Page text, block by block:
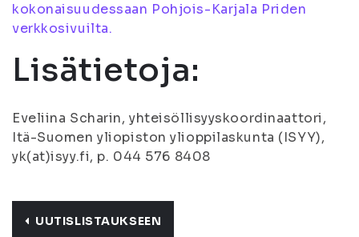
kokonaisuudessaan Pohjois-Karjala Priden
verkkosivuilta.
Lisätietoja:
Eveliina Scharin, yhteisöllisyyskoordinaattori,
Itä-Suomen yliopiston ylioppilaskunta (ISYY),
yk(at)isyy.fi, p. 044 576 8408
UUTISLISTAUKSEEN